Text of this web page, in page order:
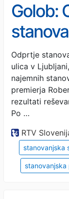
Golob:
dokaz
Odprtje
ulica v
najemnih
premierja
rezultati
Po …
RTV
stanovanjska
stanovanjska